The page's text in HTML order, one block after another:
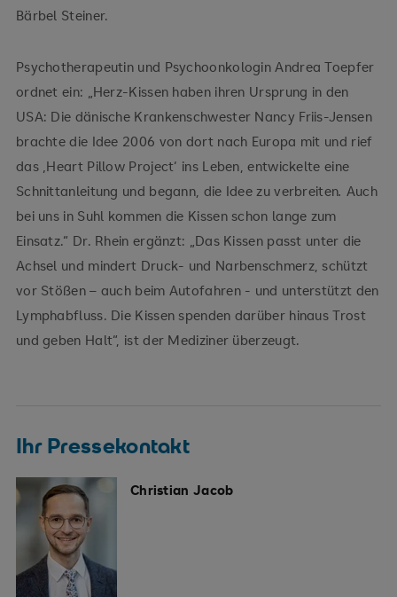
Bärbel Steiner.
Psychotherapeutin und Psychoonkologin Andrea Toepfer
ordnet ein: „Herz-Kissen haben ihren Ursprung in den
USA: Die dänische Krankenschwester Nancy Friis-Jensen
brachte die Idee 2006 von dort nach Europa mit und rief
das ‚Heart Pillow Project‘ ins Leben, entwickelte eine
Schnittanleitung und begann, die Idee zu verbreiten. Auch
bei uns in Suhl kommen die Kissen schon lange zum
Einsatz.“ Dr. Rhein ergänzt: „Das Kissen passt unter die
Achsel und mindert Druck- und Narbenschmerz, schützt
vor Stößen – auch beim Autofahren - und unterstützt den
Lymphabfluss. Die Kissen spenden darüber hinaus Trost
und geben Halt“, ist der Mediziner überzeugt.
Ihr Pressekontakt
Christian Jacob